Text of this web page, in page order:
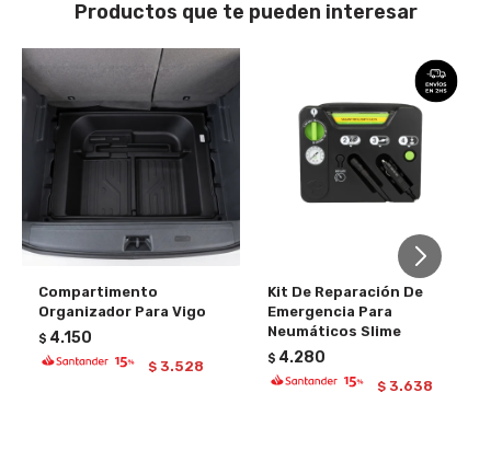
Productos que te pueden interesar
Compartimento
Organizador Para Vigo
$ 4.150
$ 3.528
Kit De Reparación De
Emergencia Para
Neumáticos Slime
$ 4.280
$ 3.638